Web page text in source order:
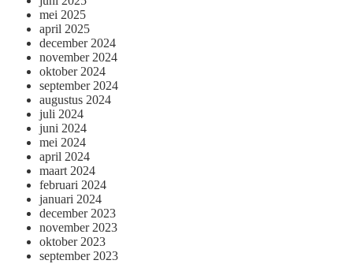
mei 2025
april 2025
december 2024
november 2024
oktober 2024
september 2024
augustus 2024
juli 2024
juni 2024
mei 2024
april 2024
maart 2024
februari 2024
januari 2024
december 2023
november 2023
oktober 2023
september 2023